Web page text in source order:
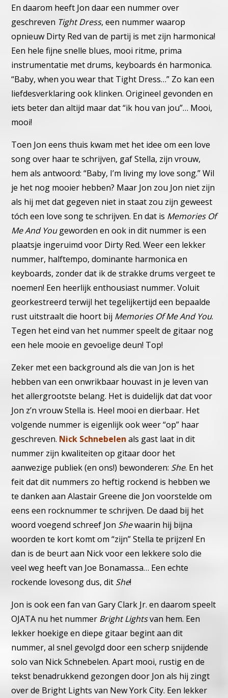
En daarom heeft Jon daar een nummer over
geschreven Tight Dress,een nummer waarop
opnieuw Dirty Red van de partij is met zijn harmonica!
Een hele fijne snelle blues, mooi ritme, prima
instrumentatie metdrums, keyboards én harmonica.
“Baby, when you wear that Tight Dress…” Zo kan een
liefdesverklaringook klinken. Origineel gevonden en
iets beter dan altijd maar dat “ik hou van jou”… Mooi,
mooi!
Toen Jon eens thuis kwam met het idee om een love
song over haarte schrijven, gaf Stella, zijn vrouw,
hem als antwoord: “Baby, I’m living my love song.” Wil
je het nog mooier hebben? Maar Jon zou Jon niet zijn
als hij met dat gegeven niet in staat zou zijn geweest
tóch een love song te schrijven. En dat is Memories Of
MeAnd Yougeworden en ook in dit nummer is een
plaatsje ingeruimdvoor Dirty Red.Weer een lekker
nummer, halftempo, dominante harmonica en
keyboards, zonder dat ik de strakke drums vergeet te
noemen! Een heerlijk enthousiast nummer. Voluit
georkestreerd terwijl hettegelijkertijd een bepaalde
rust uitstraalt die hoort bij Memories OfMe And You.
Tegen het eind van het nummer speelt de gitaar nog
een hele mooie en gevoelige deun! Top!
Zeker met een background als die van Jon is het
hebben van een onwrikbaar houvast in je leven van
het allergrootste belang. Het is duidelijk dat dat voor
Jon z’n vrouw Stella is. Heel mooi en dierbaar. Het
volgende nummer is eigenlijk ook weer “op” haar
geschreven. Nick Schnebelen als gast laat in dit
nummer zijn kwaliteiten op gitaar door het
aanwezige publiek (en ons!) bewonderen: She. En het
feit dat dit nummers zo heftig rockend is hebben we
te dankenaan Alastair Greene die Jon voorstelde om
eens een rocknummer teschrijven. De daad bij het
woord voegend schreef Jon Shewaarin hij bijna
woorden te kort komt om “zijn” Stella te prijzen! En
dan is de beurt aan Nick voor een lekkere solo die
veel weg heeftvan Joe Bonamassa… Een echte
rockende lovesong dus, dit She!
Jon is ook een fan van Gary Clark Jr. en daarom speelt
OJATA nu het nummer Bright Lightsvan hem. Een
lekker hoekige en diepe gitaar begint aan dit
nummer, al snel gevolgd door een scherp snijdende
solo van Nick Schnebelen.Apart mooi, rustig en de
tekst benadrukkend gezongen door Jon als hij zingt
over de Bright Lights van New York City. Een lekker